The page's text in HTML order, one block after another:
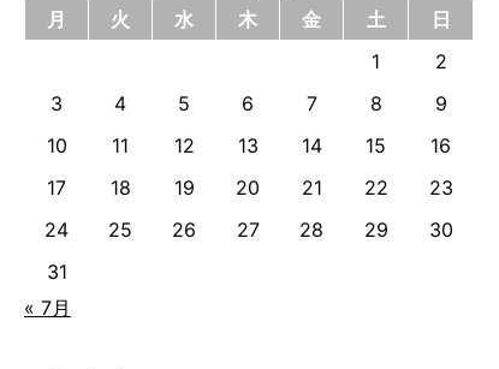
月
火 水 木 金 土
日
1
2
3
4 5 6 7 8
9
10
11 12 13 14 15
16
17
18 19 20 21 22
23
24
25 26 27 28 29
30
31
« 7月